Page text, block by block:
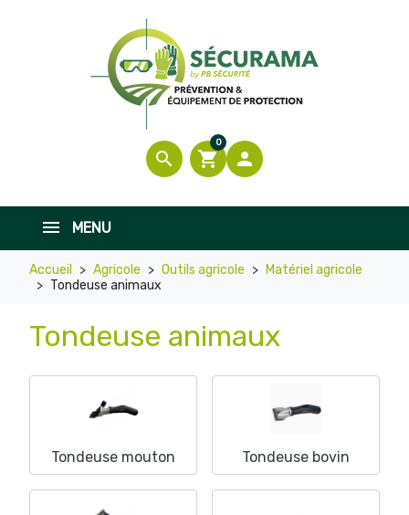
search shopping_cart
0

MENU
Accueil Agricole Outils agricole
Matériel agricole
Tondeuse animaux
Tondeuse animaux
Tondeuse mouton Tondeuse bovin